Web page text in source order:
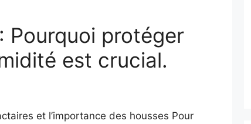
Pourquoi protéger
est crucial.
et l’importance des housses Pour